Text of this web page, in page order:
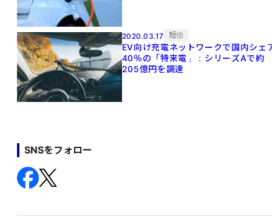
2020.03.17 短信
EV向け充電ネットワークで国内シェ
40％の「特来電」：シリーズAで約
205億円を調達
SNSをフォロー